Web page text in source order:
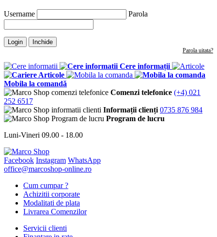
Username Parola
Login Inchide
Parola uitata?
Cere informații
Articole
Mobila la comandă
Comenzi telefonice (+4) 021
252 6517
Informații clienți 0735 876 984
Program de lucru
Luni-Vineri 09.00 - 18.00
Facebook Instagram WhatsApp
office@marcoshop-online.ro
Cum cumpar ?
Achizitii corporate
Modalitati de plata
Livrarea Comenzilor
Servicii clienti